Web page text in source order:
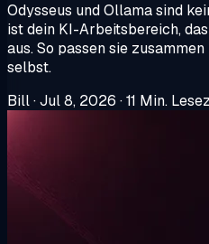
Odysseus und Ollama sind
ist dein KI-Arbeitsbereich,
aus. So passen sie
selbst.
Bill·Jul 8, 2026 ·11 Min.